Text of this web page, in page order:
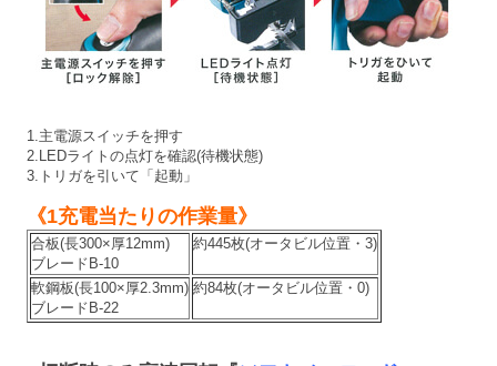
1.主電源スイッチを押す
2.LEDライトの点灯を確認(待機状態)
3.トリガを引いて「起動」
《1充電当たりの作業量》
合板(長300×厚12mm)
ブレードB-10
約445枚(オータビル位置・3)
軟鋼板(長100×厚2.3mm)
ブレードB-22
約84枚(オータビル位置・0)